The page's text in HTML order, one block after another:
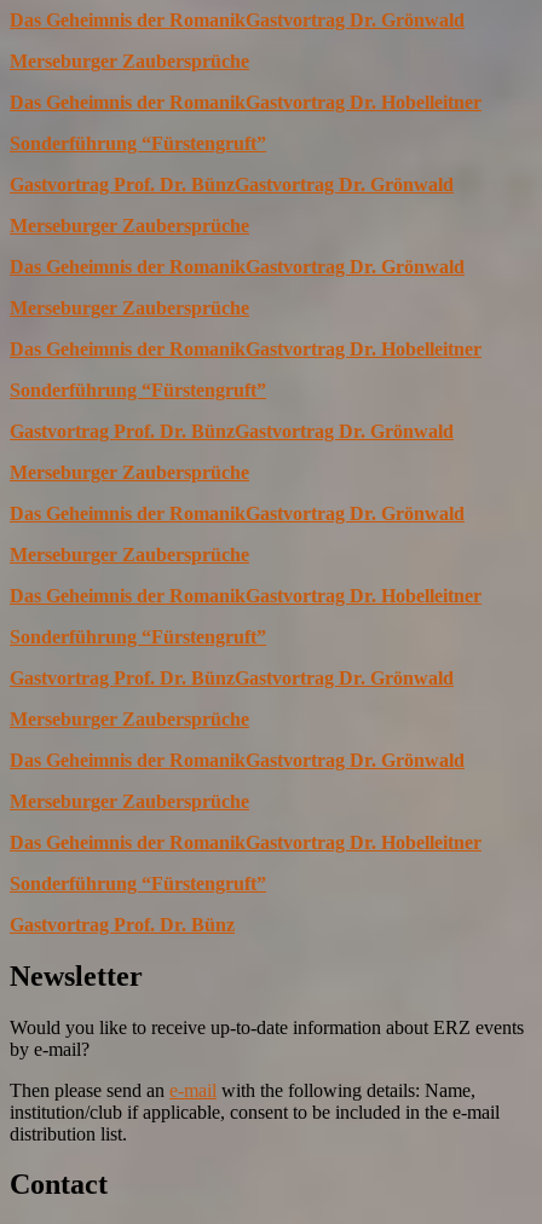
Das Geheimnis der RomanikGastvortrag Dr. Grönwald
Merseburger Zaubersprüche
Das Geheimnis der RomanikGastvortrag Dr. Hobelleitner
Sonderführung “Fürstengruft”
Gastvortrag Prof. Dr. BünzGastvortrag Dr. Grönwald
Merseburger Zaubersprüche
Das Geheimnis der RomanikGastvortrag Dr. Grönwald
Merseburger Zaubersprüche
Das Geheimnis der RomanikGastvortrag Dr. Hobelleitner
Sonderführung “Fürstengruft”
Gastvortrag Prof. Dr. BünzGastvortrag Dr. Grönwald
Merseburger Zaubersprüche
Das Geheimnis der RomanikGastvortrag Dr. Grönwald
Merseburger Zaubersprüche
Das Geheimnis der RomanikGastvortrag Dr. Hobelleitner
Sonderführung “Fürstengruft”
Gastvortrag Prof. Dr. BünzGastvortrag Dr. Grönwald
Merseburger Zaubersprüche
Das Geheimnis der RomanikGastvortrag Dr. Grönwald
Merseburger Zaubersprüche
Das Geheimnis der RomanikGastvortrag Dr. Hobelleitner
Sonderführung “Fürstengruft”
Gastvortrag Prof. Dr. Bünz
Newsletter
Would you like to receive up-to-date information about ERZ events
by e-mail?
Then please send an e-mail with the following details: Name,
institution/club if applicable, consent to be included in the e-mail
distribution list.
Contact